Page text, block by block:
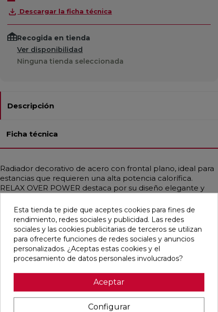
Descargar la ficha técnica
Recogida en tienda
Ver disponibilidad
Ninguna tienda seleccionada
Descripción
Ficha técnica
Radiador decorativo de acero con frontal plano, ideal para
estancias que requieren una alta potencia calorífica.
RELAX OVER POWER destaca por su diseño elegante y
adaptador para cabezal termostático incluido. Ofrece una
amplia gama de acabados, incluidos INOX satinado y brillo,
así como colores RAL personalizados. Apto para
instalaciones de baja temperatura, como bombas de calor
o calderas de condensación, garantiza una difusión
uniforme del calor. Incluye válvula purgador manual,
instalación. Disponible en varias alturas y anchos.
Esta tienda te pide que aceptes cookies para fines de
rendimiento, redes sociales y publicidad. Las redes
sociales y las cookies publicitarias de terceros se utilizan
para ofrecerte funciones de redes sociales y anuncios
personalizados. ¿Aceptas estas cookies y el
procesamiento de datos personales involucrados?
Aceptar
Configurar